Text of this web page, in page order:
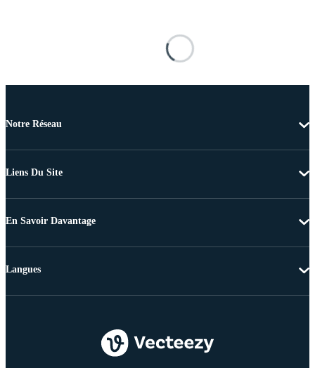
Notre Réseau
Liens Du Site
En Savoir Davantage
Langues